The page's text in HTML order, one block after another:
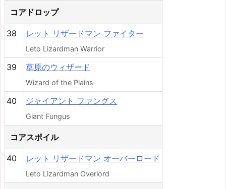
コアドロップ
38 レット リザードマン ファイター
Leto Lizardman Warrior
39 草原のウィザード
Wizard of the Plains
40 ジャイアント ファングス
Giant Fungus
コアスポイル
40 レット リザードマン オーバーロード
Leto Lizardman Overlord